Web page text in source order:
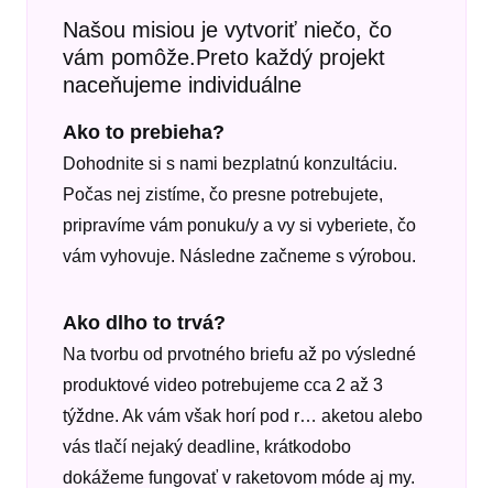
Našou misiou je vytvoriť niečo, čo
vám pomôže.Preto každý projekt
naceňujeme individuálne
Ako to prebieha?
Dohodnite si s nami bezplatnú konzultáciu.
Počas nej zistíme, čo presne potrebujete,
pripravíme vám ponuku/y a vy si vyberiete, čo
vám vyhovuje. Následne začneme s výrobou.
Ako dlho to trvá?
Na tvorbu od prvotného briefu až po výsledné
produktové video potrebujeme cca 2 až 3
týždne. Ak vám však horí pod r… aketou alebo
vás tlačí nejaký deadline, krátkodobo
dokážeme fungovať v raketovom móde aj my.